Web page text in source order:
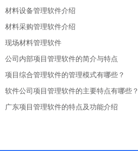
材料设备管理软件介绍
材料采购管理软件介绍
现场材料管理软件
公司内部项目管理软件的简介与特点
项目综合管理软件的管理模式有哪些？
软件公司项目管理软件的主要特点有哪些？
广东项目管理软件的特点及功能介绍